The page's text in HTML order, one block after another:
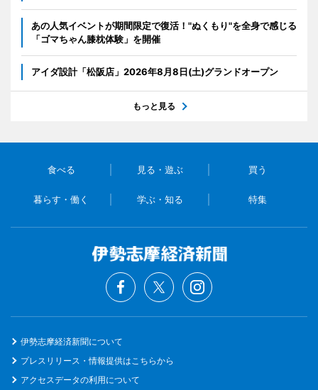
あの人気イベントが期間限定で復活！"ぬくもり"を全身で感じる
「ゴマちゃん膝枕体験」を開催
アイダ設計「松阪店」2026年8月8日(土)グランドオープン
もっと見る
食べる 見る・遊ぶ 買う
暮らす・働く 学ぶ・知る 特集
伊勢志摩経済新聞について
プレスリリース・情報提供はこちらから
アクセスデータの利用について